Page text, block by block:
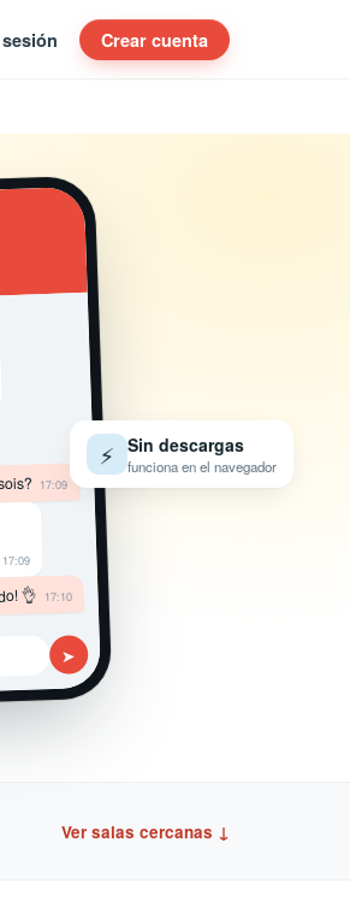
Crear cuenta
17:09
17:09
👌 17:10
➤
⚡ Sin descargas
funciona en el navegador
Ver salas cercanas ↓